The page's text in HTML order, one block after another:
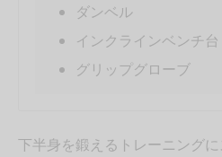
ダンベル
インクラインベンチ台
グリップグローブ
下半身を鍛えるトレーニング